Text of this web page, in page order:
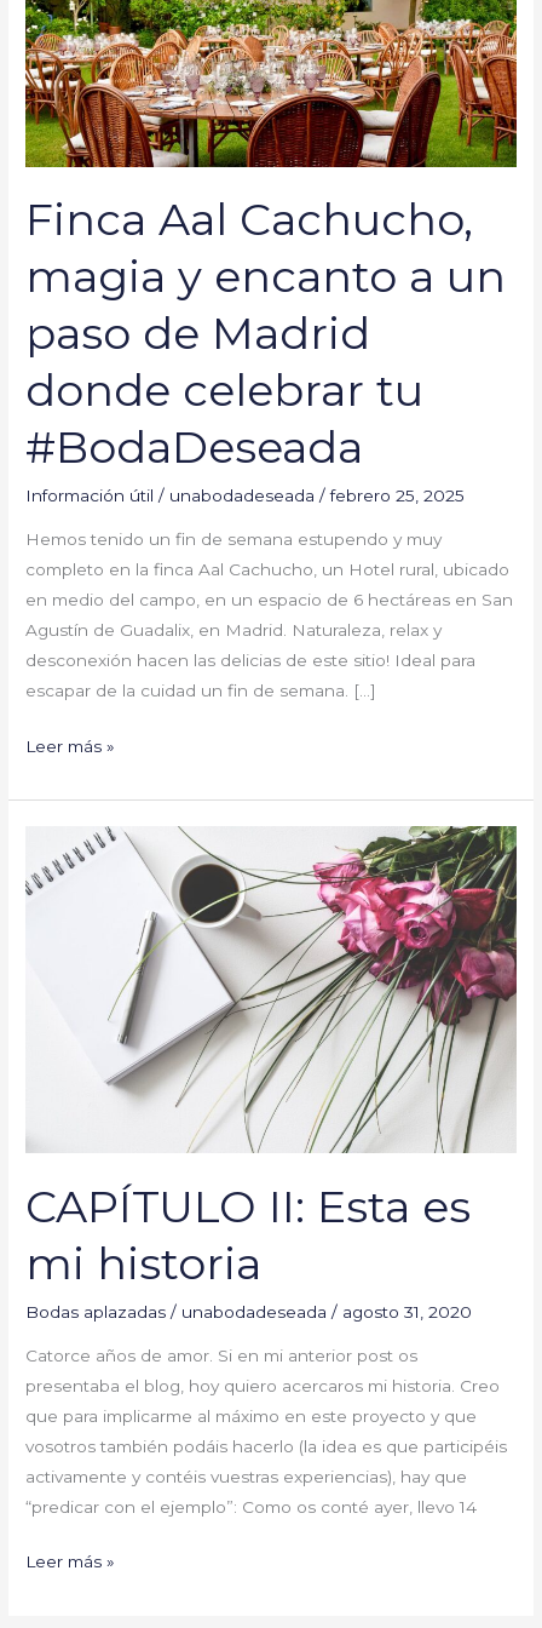
Finca Aal Cachucho,
magia y encanto a un
paso de Madrid
donde celebrar tu
#BodaDeseada
Información útil / unabodadeseada/febrero 25, 2025
Hemos tenido un fin de semana estupendo y muy
completo en la finca Aal Cachucho, un Hotel rural, ubicado
en medio del campo, en un espacio de 6 hectáreas en San
Agustín de Guadalix, en Madrid. Naturaleza, relax y
desconexión hacen las delicias de este sitio! Ideal para
escapar de la cuidad un fin de semana. […]
encanto
a
un
paso
de
Madrid
celebrar
#BodaDeseada
Leer más »
CAPÍTULO II: Esta es
mi historia
Bodas aplazadas / unabodadeseada/ agosto 31, 2020
Catorce años de amor. Si en mi anterior post os
presentaba el blog, hoy quiero acercaros mi historia. Creo
que para implicarme al máximo en este proyecto y que
vosotros también podáis hacerlo (la idea es que participéis
activamente y contéis vuestras experiencias), hay que
“predicar con el ejemplo”: Como os conté ayer, llevo 14
CAPÍTULO
II:
Esta
Leer más »